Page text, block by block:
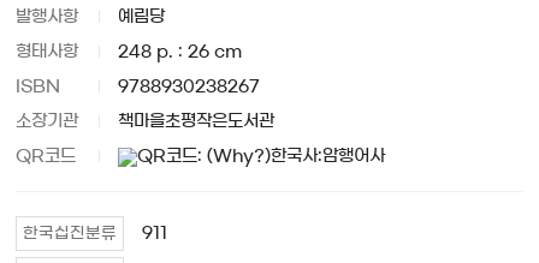
발행사항 예림당
형태사항 248 p. : 26 cm
ISBN 9788930238267
소장기관 책마을초평작은도서관
QR코드
한국십진분류 911